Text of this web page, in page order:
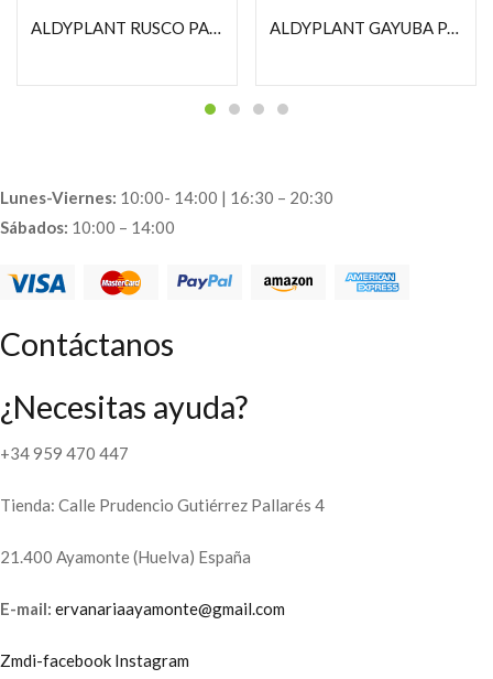
ALDYPLANT RUSCO PASTORCILLA ALDYPLANT GAYUBA PASTORCILLA
Lunes-Viernes: 10:00- 14:00 | 16:30 – 20:30
Sábados: 10:00 – 14:00
Contáctanos
¿Necesitas ayuda?
+34 959 470 447
Tienda: Calle Prudencio Gutiérrez Pallarés 4
21.400 Ayamonte (Huelva) España
E-mail: ervanariaayamonte@gmail.com
Zmdi-facebook Instagram